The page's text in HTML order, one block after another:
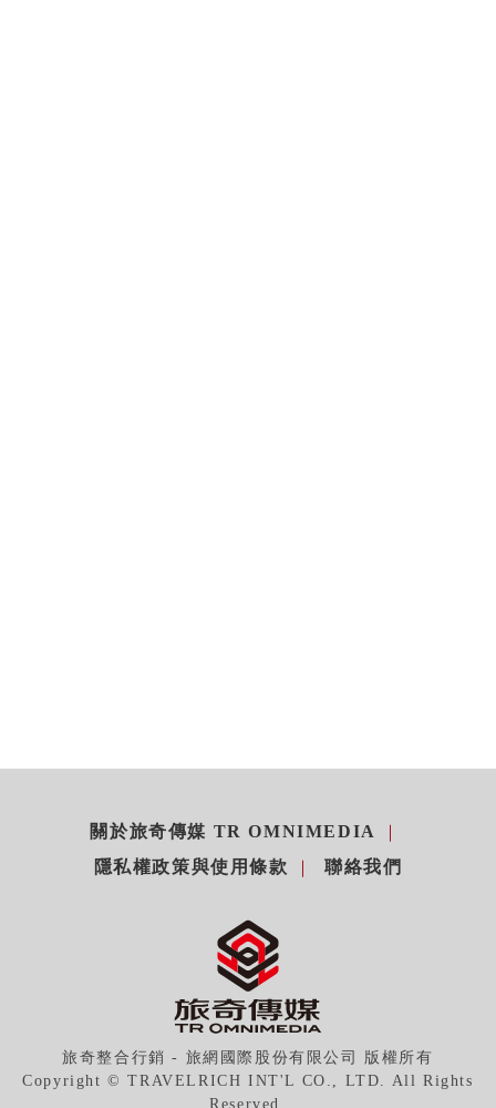
關於旅奇傳媒 TR OMNIMEDIA
隱私權政策與使用條款
聯絡我們
旅奇整合行銷 - 旅網國際股份有限公司 版權所有
Copyright © TRAVELRICH INT'L CO., LTD. All Rights
Reserved.